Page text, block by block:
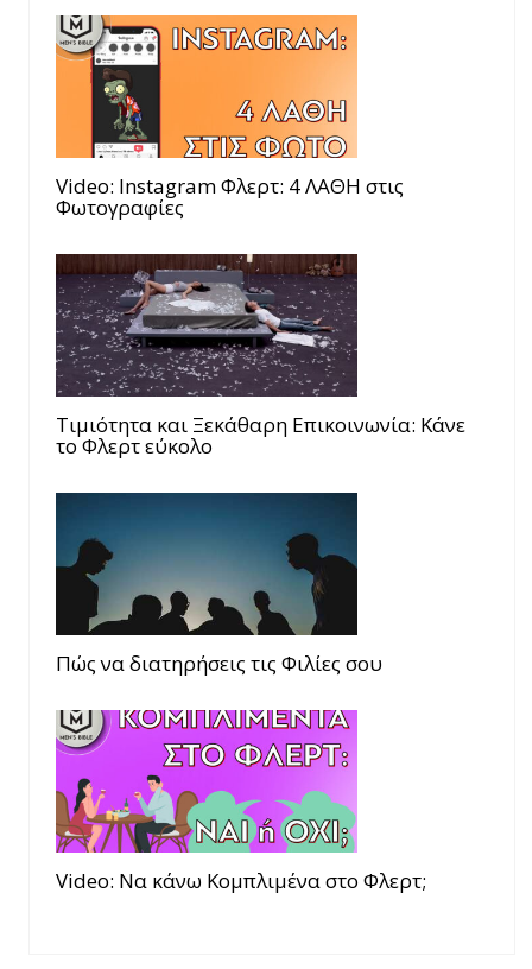
Video: Instagram Φλερτ: 4 ΛΑΘΗ στις
Φωτογραφίες
Τιμιότητα και Ξεκάθαρη Επικοινωνία: Κάνε
το Φλερτ εύκολο
Πώς να διατηρήσεις τις Φιλίες σου
Video: Να κάνω Κομπλιμένα στο Φλερτ;